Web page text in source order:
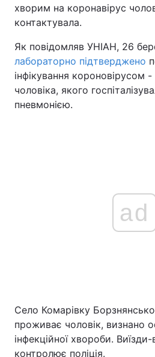
хворим на коронавірус
контактувала.
Як повідомляв УНІАН, 26
лабораторно підтверджено
інфікування короновірусом
чоловіка, якого
пневмонією.
ad
Село Комарівку
проживає чоловік, визнано
інфекційної хвороби. Виїзди-
контролює поліція.